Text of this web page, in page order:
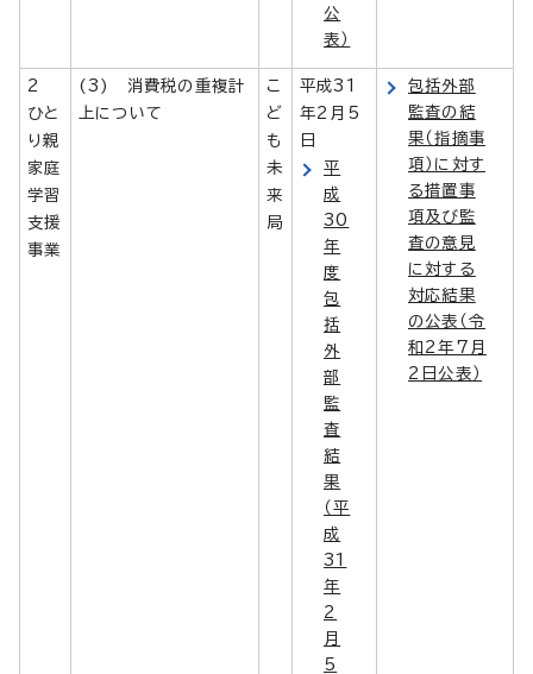
公
表）
2
ひと
り親
家庭
学習
支援
事業
(3) 消費税の重複計
上について
こ
ど
も
未
来
局
平成31
年2月5
日
平
成
30
年
度
包
括
外
部
監
査
結
果
（平
成
31
年
2
月
5
包括外部
監査の結
果（指摘事
項）に対す
る措置事
項及び監
査の意見
に対する
対応結果
の公表（令
和2年7月
2日公表）